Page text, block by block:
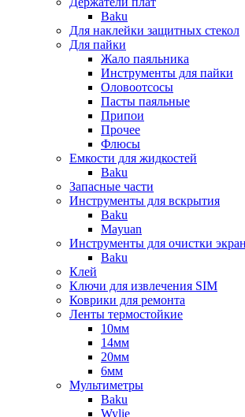
Baku
Для наклейки защитных стекол
Для пайки
Жало паяльника
Инструменты для пайки
Оловоотсосы
Пасты паяльные
Припои
Прочее
Флюсы
Емкости для жидкостей
Baku
Запасные части
Инструменты для вскрытия
Baku
Mayuan
Инструменты для очистки
Baku
Клей
Ключи для извлечения SIM
Коврики для ремонта
Ленты термостойкие
10мм
14мм
20мм
6мм
Мультиметры
Baku
Wylie